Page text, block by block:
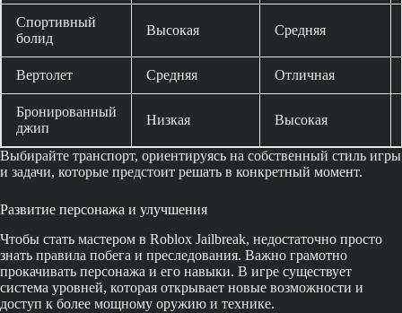
Спортивный
болид
Высокая Средняя
Вертолет Средняя Отличная
Бронированный
джип
Низкая Высокая
Выбирайте транспорт, ориентируясь на собственный стиль игры
и задачи, которые предстоит решать в конкретный момент.
Развитие персонажа и улучшения
Чтобы стать мастером в Roblox Jailbreak, недостаточно просто
знать правила побега и преследования. Важно грамотно
прокачивать персонажа и его навыки. В игре существует
система уровней, которая открывает новые возможности и
доступ к более мощному оружию и технике.